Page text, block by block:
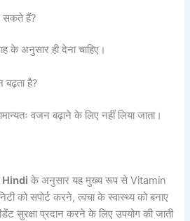
सकते हैं?
के अनुसार ही देना चाहिए।
है?
वजन बढ़ाने के लिए नहीं लिया जाता।
Hindi के अनुसार यह मुख्य रूप से Vitamin
को सपोर्ट करने, त्वचा के स्वास्थ्य को बनाए
सुरक्षा प्रदान करने के लिए उपयोग की जाती